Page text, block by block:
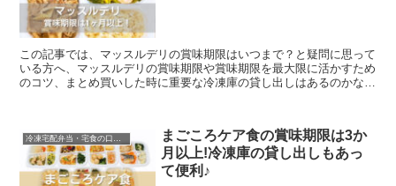
この記事では、マッスルデリの賞味期限はいつまで？と疑問に思って
いる方へ、マッスルデリの賞味期限や賞味期限を最大限に活かすため
のコツ、まとめ買いした時に重要な冷凍庫の貸し出しはあるのかなど
冷凍宅配弁当・宅食の口コミなど
まごころケア食の賞味期限は3か
月以上!冷凍庫の貸し出しもあっ
て便利♪